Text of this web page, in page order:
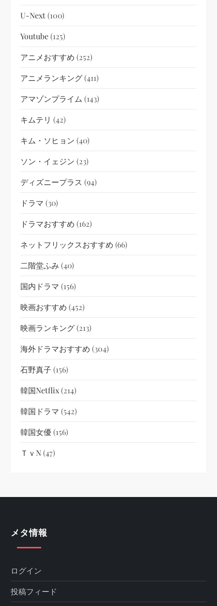
U-Next(100)
Youtube(125)
アニメおすすめ (252)
アニメランキング(411)
アマゾンプライム (143)
キムテリ (42)
キム・ソヒョン (40)
ソン・イェジン (23)
ディズニープラス (94)
ドラマ (30)
ドラマおすすめ (162)
ネットフリックスおすすめ (66)
二階堂ふみ (40)
国内ドラマ (156)
映画おすすめ (452)
映画ランキング(213)
海外ドラマおすすめ (304)
石野真子 (156)
韓国netflix(214)
韓国ドラマ (542)
韓国女優(156)
ＴｖN(47)
メタ情報
ログイン
投稿フィード